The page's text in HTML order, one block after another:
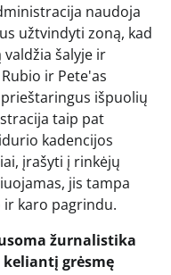
naudoja
užtvindyti zoną, kad
šalyje ir
ir Pete'as
išpuolių
taip pat
kadencijos
įrašyti į rinkėjų
jis tampa
karo pagrindu.
žurnalistika
grėsmę